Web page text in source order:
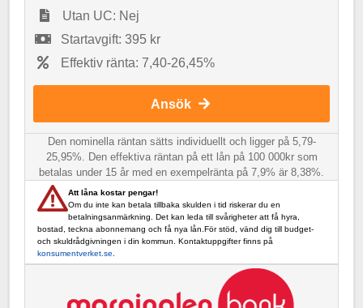
Utan UC: Nej
Startavgift: 395 kr
Effektiv ränta: 7,40-26,45%
Ansök
Den nominella räntan sätts individuellt och ligger på 5,79-
25,95%. Den effektiva räntan på ett lån på 100 000kr som
betalas under 15 år med en exempelränta på 7,9% är 8,38%.
Att låna kostar pengar!
Om du inte kan betala tillbaka skulden i tid riskerar du en
betalningsanmärkning. Det kan leda till svårigheter att få hyra,
bostad, teckna abonnemang och få nya lån.För stöd, vänd dig till budget-
och skuldrådgivningen i din kommun. Kontaktuppgifter finns på
konsumentverket.se